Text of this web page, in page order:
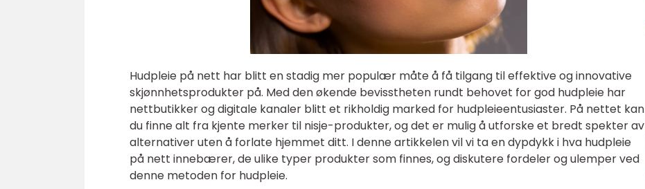
Hudpleie på nett har blitt en stadig mer populær måte å få tilgang til effektive og innovative
skjønnhetsprodukter på. Med den økende bevisstheten rundt behovet for god hudpleie har
nettbutikker og digitale kanaler blitt et rikholdig marked for hudpleieentusiaster. På nettet kan
du finne alt fra kjente merker til nisje-produkter, og det er mulig å utforske et bredt spekter av
alternativer uten å forlate hjemmet ditt. I denne artikkelen vil vi ta en dypdykk i hva hudpleie
på nett innebærer, de ulike typer produkter som finnes, og diskutere fordeler og ulemper ved
denne metoden for hudpleie.